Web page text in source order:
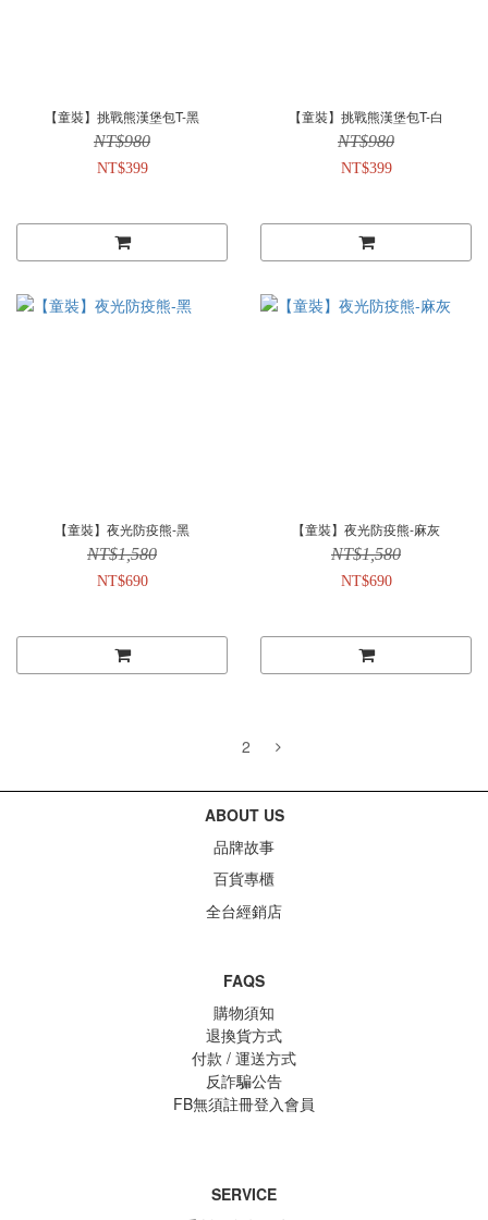
【童裝】挑戰熊漢堡包T-黑
NT$980
NT$399
【童裝】挑戰熊漢堡包T-白
NT$980
NT$399
【童裝】夜光防疫熊-黑
NT$1,580
NT$690
【童裝】夜光防疫熊-麻灰
NT$1,580
NT$690
2
ABOUT US
品牌故事
百貨專櫃
全台經銷店
FAQS
購物須知
退換貨方式
付款 / 運送方式
反詐騙公告
FB無須註冊登入會員
SERVICE